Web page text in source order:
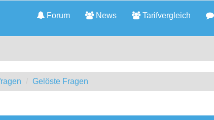
Forum News Tarifvergleich
Gelöste Fragen